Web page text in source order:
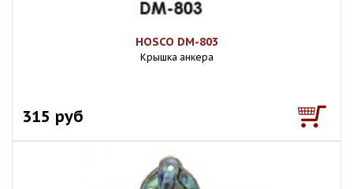
HOSCO DM-803
Крышка анкера
315 руб